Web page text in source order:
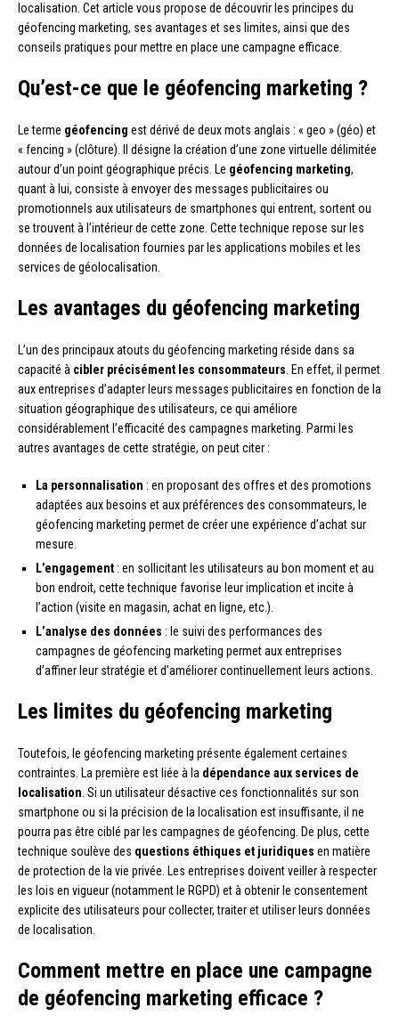
localisation. Cet article vous propose de découvrir les principes du
géofencing marketing, ses avantages et ses limites, ainsi que des
conseils pratiques pour mettre en place une campagne efficace.
Qu’est-ce que le géofencing marketing ?
Le terme géofencing est dérivé de deux mots anglais : « geo » (géo) et
« fencing » (clôture). Il désigne la création d’une zone virtuelle délimitée
autour d’un point géographique précis. Le géofencing marketing,
quant à lui, consiste à envoyer des messages publicitaires ou
promotionnels aux utilisateurs de smartphones qui entrent, sortent ou
se trouvent à l’intérieur de cette zone. Cette technique repose sur les
données de localisation fournies par les applications mobiles et les
services de géolocalisation.
Les avantages du géofencing marketing
L’un des principaux atouts du géofencing marketing réside dans sa
capacité à cibler précisément les consommateurs. En effet, il permet
aux entreprises d’adapter leurs messages publicitaires en fonction de la
situation géographique des utilisateurs, ce qui améliore
considérablement l’efficacité des campagnes marketing. Parmi les
autres avantages de cette stratégie, on peut citer :
La personnalisation : en proposant des offres et des promotions
adaptées aux besoins et aux préférences des consommateurs, le
géofencing marketing permet de créer une expérience d’achat sur
mesure.
L’engagement : en sollicitant les utilisateurs au bon moment et au
bon endroit, cette technique favorise leur implication et incite à
l’action (visite en magasin, achat en ligne, etc.).
L’analyse des données : le suivi des performances des
campagnes de géofencing marketing permet aux entreprises
d’affiner leur stratégie et d’améliorer continuellement leurs actions.
Les limites du géofencing marketing
Toutefois, le géofencing marketing présente également certaines
contraintes. La première est liée à la dépendance aux services de
localisation. Si un utilisateur désactive ces fonctionnalités sur son
smartphone ou si la précision de la localisation est insuffisante, il ne
pourra pas être ciblé par les campagnes de géofencing. De plus, cette
technique soulève des questions éthiques et juridiques en matière
de protection de la vie privée. Les entreprises doivent veiller à respecter
les lois en vigueur (notamment le RGPD) et à obtenir le consentement
explicite des utilisateurs pour collecter, traiter et utiliser leurs données
de localisation.
Comment mettre en place une campagne
de géofencing marketing efficace ?